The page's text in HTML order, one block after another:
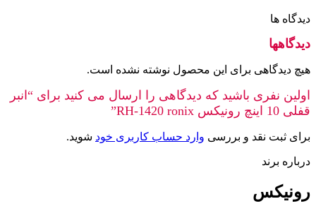
دیدگاه ها
دیدگاهها
هیچ دیدگاهی برای این محصول نوشته نشده است.
اولین نفری باشید که دیدگاهی را ارسال می کنید برای “انبر
قفلی 10 اینچ رونیکس RH-1420 ronix”
برای ثبت نقد و بررسی وارد حساب کاربری خود شوید.
درباره برند
رونیکس